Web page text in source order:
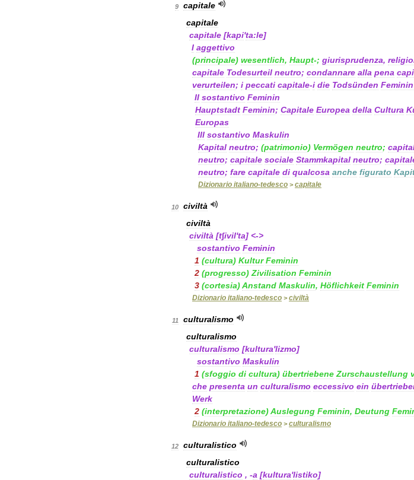
9
capitale
capitale
capitale [kapi'ta:le]
I aggettivo
(principale) wesentlich, Haupt-; giurisprudenza,
capitale Todesurteil neutro; condannare alla pena
verurteilen; i peccati capitale-i die Todsünden Feminin
II sostantivo Feminin
Hauptstadt Feminin; Capitale Europea della Cultura
Europas
III sostantivo Maskulin
Kapital neutro; (patrimonio) Vermögen neutro;
neutro; capitale sociale Stammkapital neutro;
neutro; fare capitale di qualcosa anche figurato
Dizionario italiano-tedesco >capitale
10
civiltà
civiltà
civiltà [t∫ivil'ta] <->
sostantivo Feminin
1 (cultura) Kultur Feminin
2 (progresso) Zivilisation Feminin
3 (cortesia)Anstand Maskulin, Höflichkeit Feminin
Dizionario italiano-tedesco >civiltà
11
culturalismo
culturalismo
culturalismo [kultura'lizmo]
sostantivo Maskulin
1 (sfoggio di cultura) übertriebene Zurschaustellung
che presenta un culturalismo eccessivo ein
Werk
2 (interpretazione)Auslegung Feminin, Deutung
Dizionario italiano-tedesco >culturalismo
12
culturalistico
culturalistico
culturalistico , -a [kultura'listiko]